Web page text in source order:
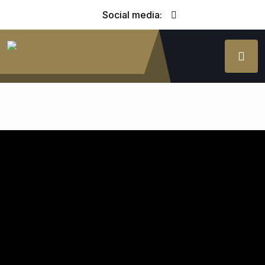
Social media: